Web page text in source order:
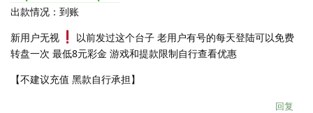
出款情况：到账
新用户无视
以前发过这个台子 老用户有号的每天登陆可以免费
转盘一次 最低8元彩金 游戏和提款限制自行查看优惠
【不建议充值 黑款自行承担】
回复